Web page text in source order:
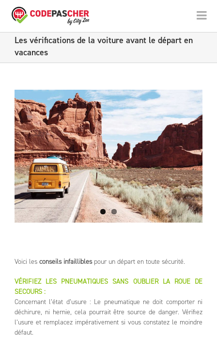
Les vérifications de la voiture avant le départ en
vacances
View
Larger
Image
Voici les conseils infailliblespour un départ en toute sécurité.
VÉRIFIEZ LES PNEUMATIQUES SANS OUBLIER LA ROUE DE
SECOURS :
Concernant l’état d’usure : Le pneumatique ne doit comporter ni
déchirure, ni hernie, cela pourrait être source de danger. Vérifiez
l’usure et remplacez impérativement si vous constatez le moindre
défaut.